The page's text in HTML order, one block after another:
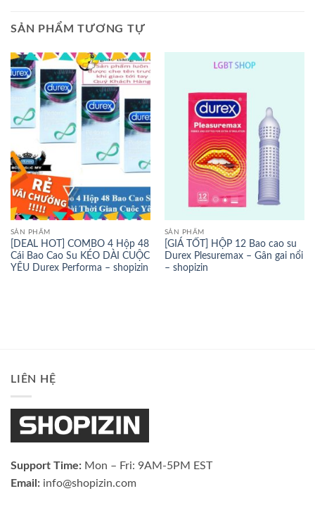
SẢN PHẨM TƯƠNG TỰ
SẢN PHẨM
[DEAL HOT] COMBO 4 Hộp 48
Cái Bao Cao Su KÉO DÀI CUỘC
YÊU Durex Performa – shopizin
SẢN PHẨM
[GIÁ TỐT] HỘP 12 Bao cao su
Durex Plesuremax – Gân gai nổi
– shopizin
LIÊN HỆ
Support Time: Mon – Fri: 9AM-5PM EST
Email: info@shopizin.com